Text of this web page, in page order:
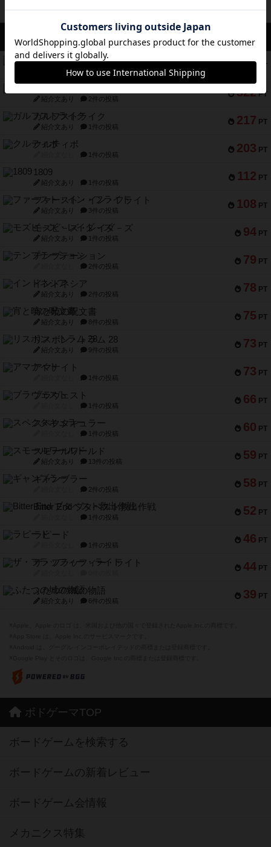
アクセス数 急上昇中
340 PT
コレクト！
紹介文なし 1件の投稿
322 PT
紹介文あり 2件の投稿
217 PT
ガルフストライク
紹介文あり 1件の投稿
203 PT
クルティボ
1件の投稿
112 PT
1809
紹介文あり 1件の投稿
108 PT
ファースト・イン・フライト
紹介文あり 3件の投稿
94 PT
モズビ－ズ・レイダ－ズ
紹介文あり 1件の投稿
79 PT
テンプテーション
2件の投稿
78 PT
インドネシア
紹介文あり 2件の投稿
75 PT
宵と暁の呪文書
紹介文あり 8件の投稿
73 PT
リスボン・トラム 28
紹介文あり 9件の投稿
73 PT
アマナイト
1件の投稿
66 PT
ブラヴェスト
1件の投稿
60 PT
スペクタキュラー
1件の投稿
59 PT
スモールワールド
紹介文あり 13件の投稿
58 PT
ギャンブラー
2件の投稿
52 PT
Bitter End ブタペスト救出作戦
1件の投稿
46 PT
ラピード
1件の投稿
44 PT
ザ・フラッフィー・ライト
39 PT
ふたつの城の物語
紹介文あり 6件の投稿
ボドゲーマTOP
ボードゲームを検索する
ボードゲームの新着レビュー
ボードゲーム会情報
メカニクス特集